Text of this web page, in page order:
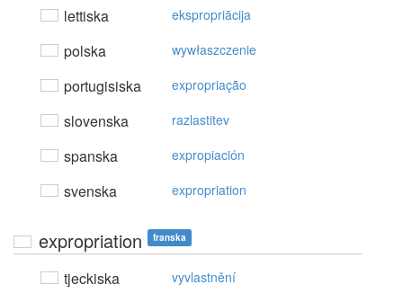
lettiska ekspropriācija
polska wywłaszczenie
portugisiska expropriação
slovenska razlastitev
spanska expropiación
svenska expropriation
expropriation franska
tjeckiska vyvlastnění